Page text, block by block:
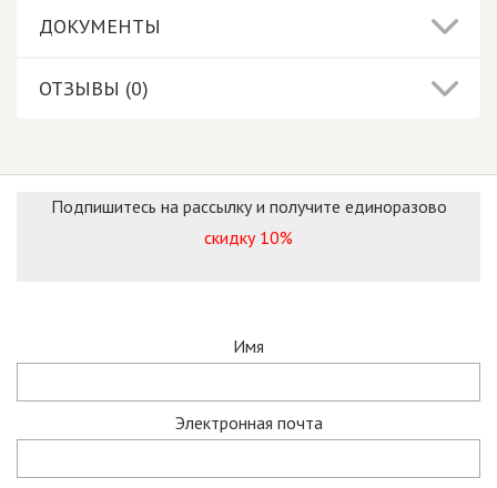
ДОКУМЕНТЫ
ОТЗЫВЫ (0)
Подпишитесь на рассылку и получите единоразово
скидку 10%
Имя
Электронная почта